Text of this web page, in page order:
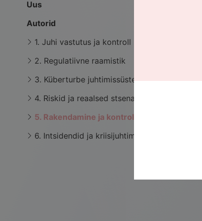
Uus
Autorid
1. Juhi vastutus ja kontroll
2. Regulatiivne raamistik
3. Küberturbe juhtimissüsteem
4. Riskid ja reaalsed stsenaariumid
5. Rakendamine ja kontroll
6. Intsidendid ja kriisijuhtimine